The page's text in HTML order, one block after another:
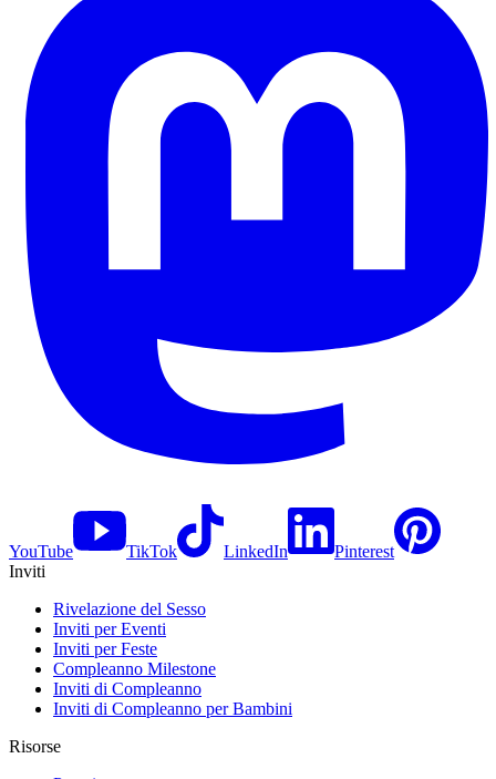
YouTube TikTok LinkedIn
Pinterest
Inviti
Rivelazione del Sesso
Inviti per Eventi
Inviti per Feste
Compleanno Milestone
Inviti di Compleanno
Inviti di Compleanno per Bambini
Risorse